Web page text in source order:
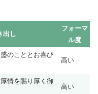
出し
フォーマ
ル度
のこととお喜び
高い
情を賜り厚く御
高い